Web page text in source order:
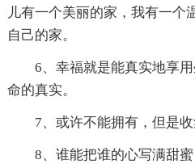
儿有一个美丽的家，我有一
自己的家。
6、幸福就是能真实地享
命的真实。
7、或许不能拥有，但是收
8、谁能把谁的心写满甜